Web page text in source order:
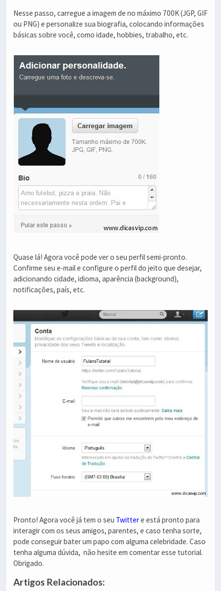
Nesse passo, carregue a imagem de no máximo 700K (JGP, GIF
ou PNG) e personalize sua biografia, colocando informações
básicas sobre você, como idade, hobbies, trabalho, etc.
Quase lá! Agora você pode ver o seu perfil semi-pronto.
Confirme seu e-mail e configure o perfil do jeito que desejar,
adicionando cidade, idioma, aparência (background),
notificações, país, etc.
Pronto! Agora você já tem o seu Twittere está pronto para
interagir com os seus amigos, parentes, e caso tenha sorte,
pode conseguir bater um papo com alguma celebridade. Caso
tenha alguma dúvida, não hesite em comentar esse tutorial.
Obrigado.
Artigos Relacionados: